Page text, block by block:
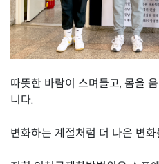
따뜻한 바람이 스며들고, 몸을
니다.
변화하는 계절처럼 더 나은 변